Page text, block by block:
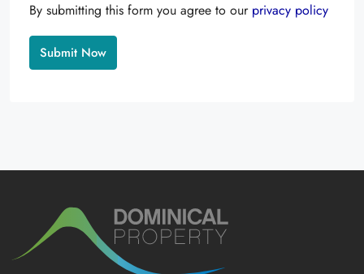
By submitting this form you agree to our privacy policy